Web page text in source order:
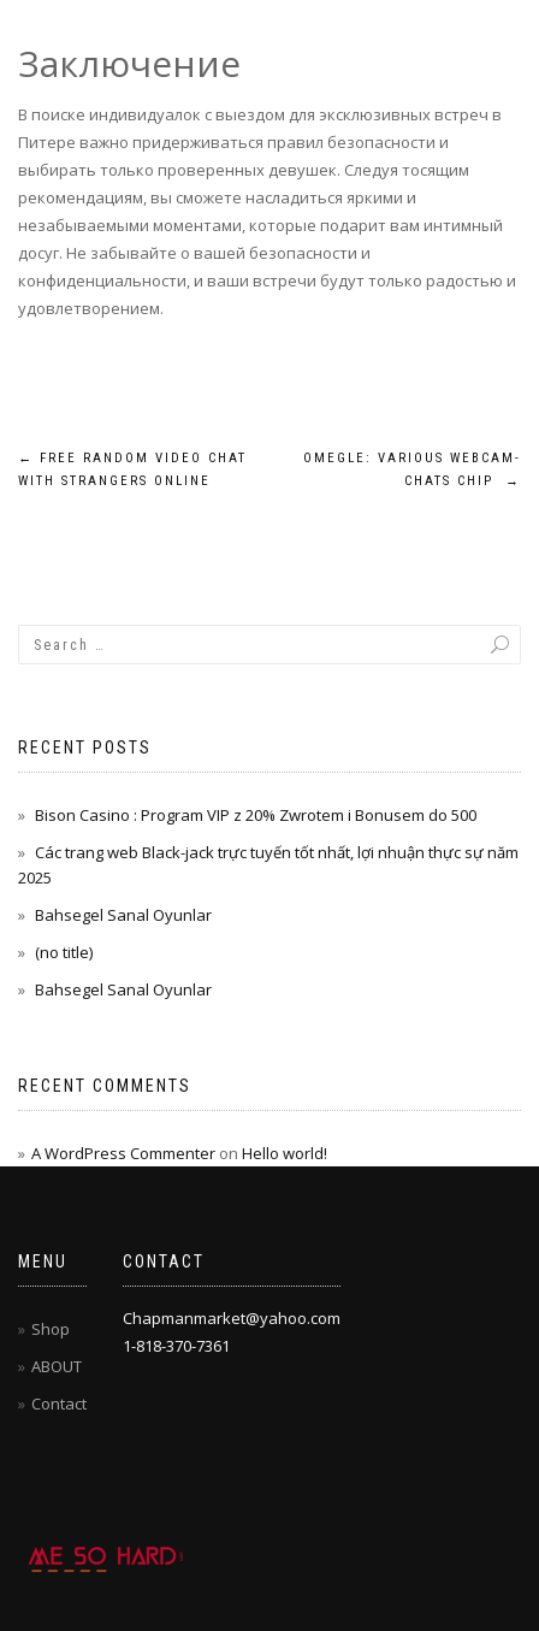
Заключение
В поиске индивидуалок с выездом для эксклюзивных встреч в
Питере важно придерживаться правил безопасности и
выбирать только проверенных девушек. Следуя тосящим
рекомендациям, вы сможете насладиться яркими и
незабываемыми моментами, которые подарит вам интимный
досуг. Не забывайте о вашей безопасности и
конфиденциальности, и ваши встречи будут только радостью и
удовлетворением.
Post
←
FREE RANDOM VIDEO CHAT
WITH STRANGERS ONLINE
OMEGLE: VARIOUS WEBCAM-
CHATS CHIP
→
RECENT POSTS
Bison Casino : Program VIP z 20% Zwrotem i Bonusem do 500
Các trang web Black-jack trực tuyến tốt nhất, lợi nhuận thực sự năm
2025
Bahsegel Sanal Oyunlar
(no title)
Bahsegel Sanal Oyunlar
RECENT COMMENTS
A WordPress Commenter on Hello world!
MENU
Shop
ABOUT
Contact
CONTACT
Chapmanmarket@yahoo.com
1-818-370-7361